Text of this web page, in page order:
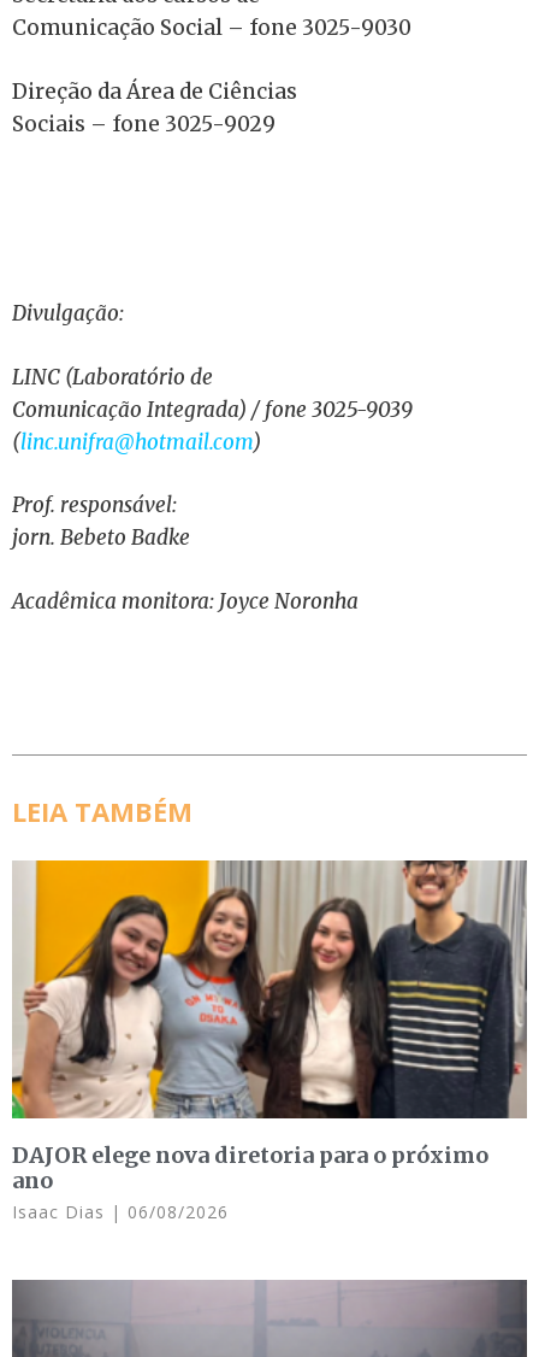
Comunicação Social – fone 3025-9030
Direção da Área de Ciências
Sociais – fone 3025-9029
Divulgação:
LINC (Laboratório de
Comunicação Integrada) / fone 3025-9039
(linc.unifra@hotmail.com)
Prof. responsável:
jorn. Bebeto Badke
Acadêmica monitora: Joyce Noronha
LEIA TAMBÉM
DAJOR elege nova diretoria para o próximo
ano
Isaac Dias 06/08/2026